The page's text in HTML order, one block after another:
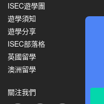
ISEC遊學團
遊學須知
遊學分享
ISEC部落格
英國留學
澳洲留學
關注我們